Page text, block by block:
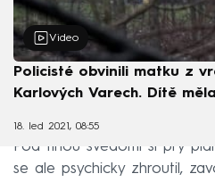
Video
Policisté obvinili matku z
Karlových Varech. Dítě
18. led 2021, 08:55
Pod tíhou svědomí si prý
se ale psychicky zhroutil,